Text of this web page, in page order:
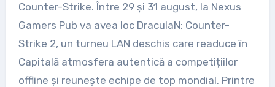
Counter-Strike. Între 29 și 31 august, la Nexus
Gamers Pub va avea loc DraculaN: Counter-
Strike 2, un turneu LAN deschis care readuce în
Capitală atmosfera autentică a competițiilor
offline și reunește echipe de top mondial. Printre